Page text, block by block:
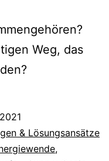
Weg, das
& Lösungsansätze
,